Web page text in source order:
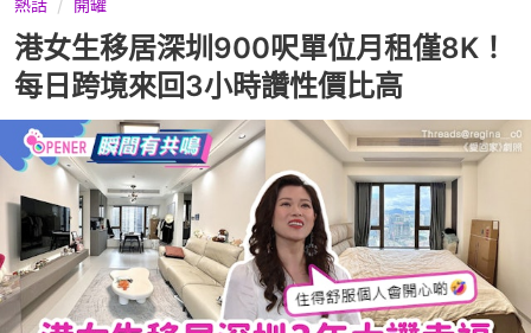
熱話 開罐
港女生移居深圳900呎單位月租僅8K！
每日跨境來回3小時讚性價比高